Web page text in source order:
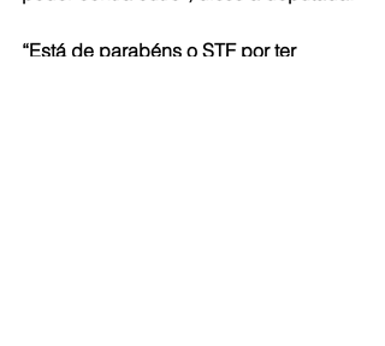
“Está de parabéns o STF por ter